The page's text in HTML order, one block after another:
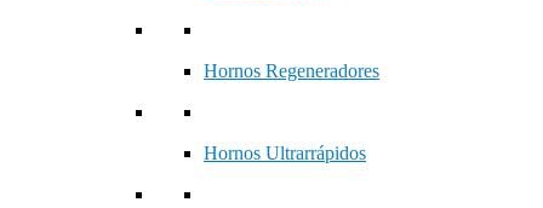
Hornos Regeneradores
Hornos Ultrarrápidos